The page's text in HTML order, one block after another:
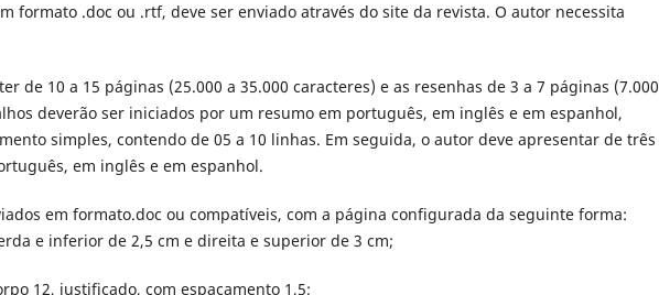
formato .doc ou .rtf, deve ser enviado através do site da revista. O autor necessita
de 10 a 15 páginas (25.000 a 35.000 caracteres) e as resenhas de 3 a 7 páginas (7.000
deverão ser iniciados por um resumo em português, em inglês e em espanhol,
simples, contendo de 05 a 10 linhas. Em seguida, o autor deve apresentar de três
em inglês e em espanhol.
em formato.doc ou compatíveis, com a página configurada da seguinte forma:
e inferior de 2,5 cm e direita e superior de 3 cm;
12, justificado, com espaçamento 1,5;